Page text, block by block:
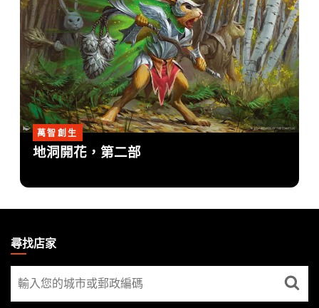
萬智創生
地洞開花，第二部
THE
GATHERING
FOOTER
尋找店家
尋
找